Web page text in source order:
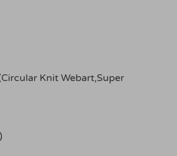
Knit Webart,Super